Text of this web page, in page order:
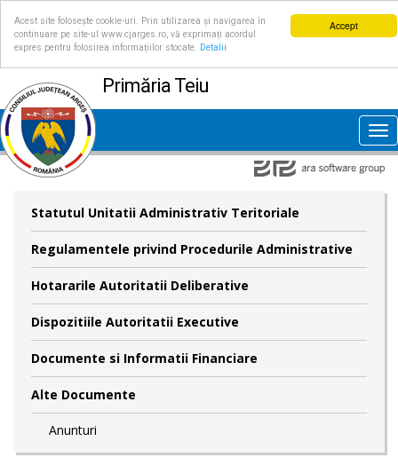
Accept
Acest site folosește cookie-uri. Prin utilizarea și navigarea în
continuare pe site-ul www.cjarges.ro, vă exprimați acordul
expres pentru folosirea informațiilor stocate.
Detalii
Primăria Teiu
Statutul Unitatii Administrativ Teritoriale
Regulamentele privind Procedurile Administrative
Hotararile Autoritatii Deliberative
Dispozitiile Autoritatii Executive
Documente si Informatii Financiare
Alte Documente
Anunturi